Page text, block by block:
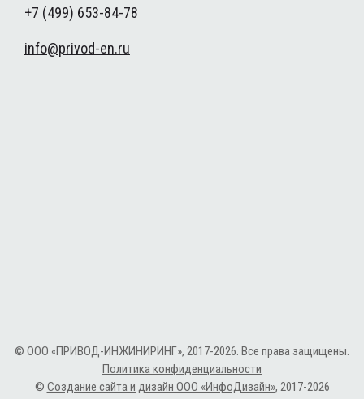
+7 (499) 653-84-78
info@privod-en.ru
© ООО «ПРИВОД-ИНЖИНИРИНГ», 2017-2026. Все права защищены.
Политика конфиденциальности
© Создание сайта и дизайн ООО «ИнфоДизайн», 2017-2026